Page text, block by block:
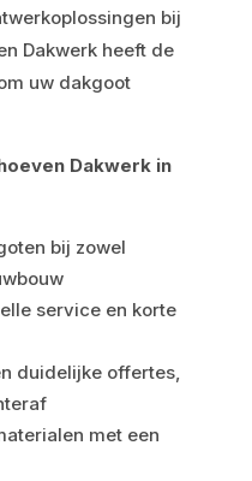
bij
Dakwerk heeft de
uw dakgoot
Dakwerk in
bij zowel
service en korte
duidelijke offertes,
met een